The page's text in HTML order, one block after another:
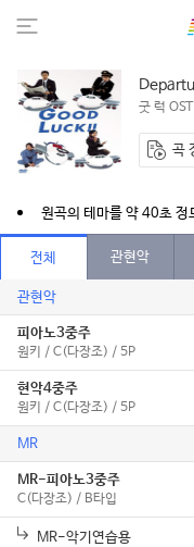
굿 럭
곡
원곡의 테마를 약 40초 정
전체 관현악
관현악
피아노3중주
원키 / C(다장조) / 5P
현악4중주
원키 / C(다장조) / 5P
MR
MR-피아노3중주
C(다장조) / B타입
MR-악기연습용